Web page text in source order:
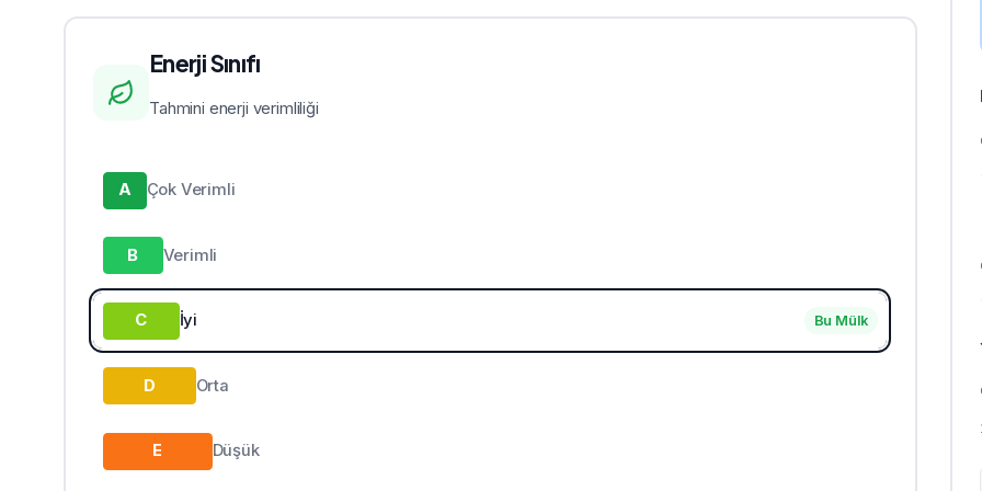
Enerji Sınıfı
Tahmini enerji verimliliği
A Çok Verimli
B Verimli
C İyi Bu Mülk
D Orta
E Düşük